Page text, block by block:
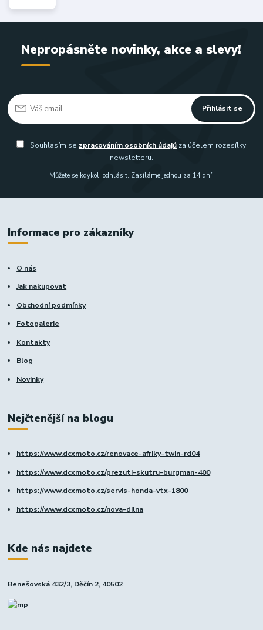
Nepropásněte novinky, akce a slevy!
Přihlásit se
Souhlasím se zpracováním osobních údajů za účelem rozesílky
newsletteru.
Můžete se kdykoli odhlásit. Zasíláme jednou za 14 dní.
Informace pro zákazníky
O nás
Jak nakupovat
Obchodní podmínky
Fotogalerie
Kontakty
Blog
Novinky
Nejčtenější na blogu
https://www.dcxmoto.cz/renovace-afriky-twin-rd04
https://www.dcxmoto.cz/prezuti-skutru-burgman-400
https://www.dcxmoto.cz/servis-honda-vtx-1800
https://www.dcxmoto.cz/nova-dilna
Kde nás najdete
Benešovská 432/3, Děčín 2, 40502